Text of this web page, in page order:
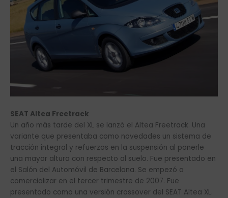
SEAT Altea Freetrack
Un año más tarde del XL se lanzó el Altea Freetrack. Una
variante que presentaba como novedades un sistema de
tracción integral y refuerzos en la suspensión al ponerle
una mayor altura con respecto al suelo. Fue presentado en
el Salón del Automóvil de Barcelona. Se empezó a
comercializar en el tercer trimestre de 2007. Fue
presentado como una versión crossover del SEAT Altea XL.